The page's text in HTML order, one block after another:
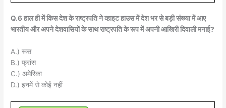
Q.6 हाल ही में किस देश के राष्ट्रपति ने व्हाइट हाउस में देश भर से बड़ी संख्या में आए
भारतीय और अपने देशवासियों के साथ राष्ट्रपति के रूप में अपनी आखिरी दिवाली मनाई?
A.) रूस
B.) फ्रांस
C.) अमेरिका
D.) इनमें से कोई नहीं